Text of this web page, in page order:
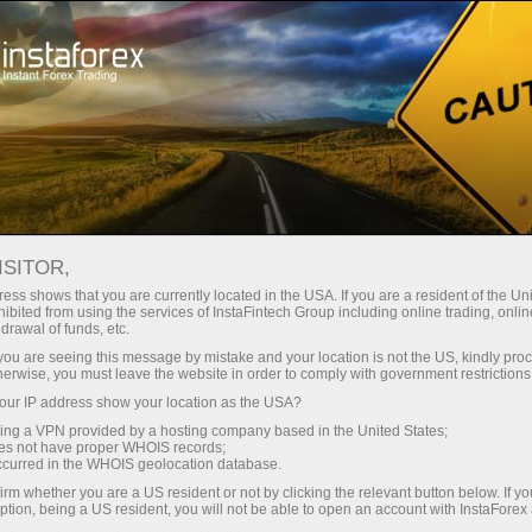
InstaForex के साथ आपको वास्तविक
लीवरेज, मार्केट में बेहतरीन स्प्रेड्स और
कमीशन, और स्टॉक्स व इंडेक्स ट्रेडिंग के लिए
फायदेमंद शर्तें।
छोटे
हर डिपॉजिट पर
30% बोनस
ट्रेडिंग में
और हाईवे पर गति
shows that you are currently located in the USA. If you are a resident of the
from using the services of InstaFintech Group including online trading,
of funds, etc.
are seeing this message by mistake and your location is not the US, kindly
you must leave the website in order to comply with government
IP address show your location as the USA?
a VPN provided by a hosting company based in the United States;
not have proper WHOIS records;
in the WHOIS geolocation database.
whether you are a US resident or not by clicking the relevant button below. If
being a US resident, you will not be able to open an account with InstaForex